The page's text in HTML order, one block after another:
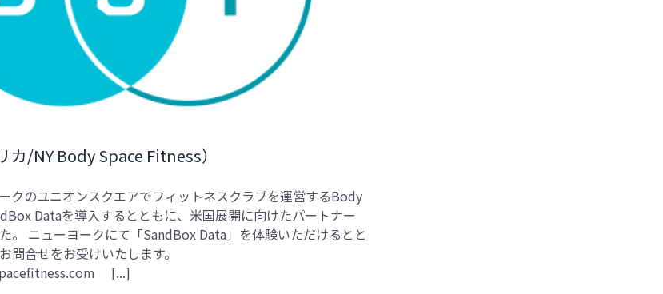
カ/NY Body Space Fitness）
クのユニオンスクエアでフィットネスクラブを運営するBody
Dataを導入するとともに、米国展開に向けたパートナー
。 ニューヨークにて「SandBox Data」を体験いただけるとと
問合せをお受けいたします。
[...]